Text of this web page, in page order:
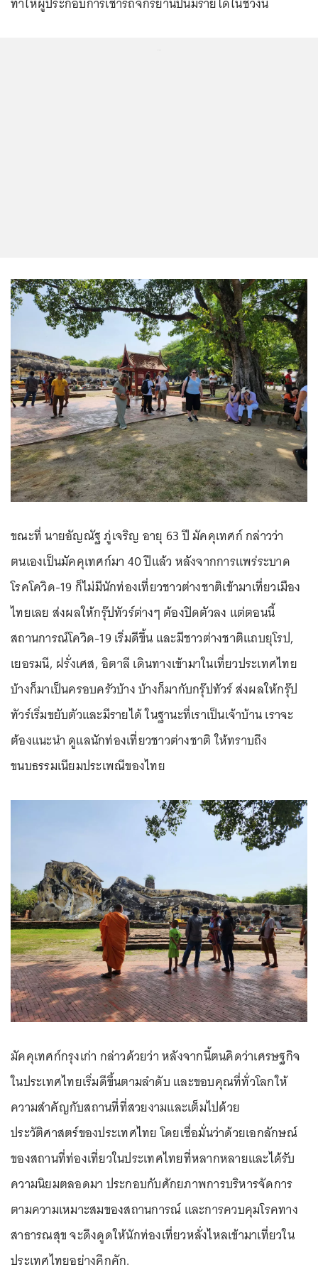
ขณะที่ นายอัญณัฐ ภู่เจริญ อายุ 63 ปี มัคคุเทศก์ กล่าวว่า
ตนเองเป็นมัคคุเทศก์มา 40 ปึแล้ว หลังจากการแพร่ระบาด
โรคโควิด-19 ก็ไม่มีนักท่องเที่ยวชาวต่างชาติเข้ามาเที่ยวเมือง
ไทยเลย ส่งผลให้กรุ๊ปทัวร์ต่างๆ ต้องปิดตัวลง แต่ตอนนี้
สถานการณ์โควิด-19 เริ่มดีขึ้น และมีชาวต่างชาติแถบยุโรป,
เยอรมนี, ฝรั่งเศส, อิตาลี เดินทางเข้ามาในเที่ยวประเทศไทย
บ้างก็มาเป็นครอบครัวบ้าง บ้างก็มากับกรุ๊ปทัวร์ ส่งผลให้กรุ๊ป
ทัวร์เริ่มขยับตัวและมีรายได้ ในฐานะที่เราเป็นเจ้าบ้าน เราจะ
ต้องแนะนำ ดูแลนักท่องเที่ยวชาวต่างชาติ ให้ทราบถึง
ขนบธรรมเนียมประเพณีของไทย
มัคคุเทศก์กรุงเก่า กล่าวด้วยว่า หลังจากนี้ตนคิดว่าเศรษฐกิจ
ในประเทศไทยเริ่มดีขึ้นตามลำดับ และขอบคุณที่ทั่วโลกให้
ความสำคัญกับสถานที่ที่สวยงามและเต็มไปด้วย
ประวัติศาสตร์ของประเทศไทย โดยเชื่อมั่นว่าด้วยเอกลักษณ์
ของสถานที่ท่องเที่ยวในประเทศไทยที่หลากหลายและได้รับ
ความนิยมตลอดมา ประกอบกับศักยภาพการบริหารจัดการ
ตามความเหมาะสมของสถานการณ์ และการควบคุมโรคทาง
สาธารณสุข จะดึงดูดให้นักท่องเที่ยวหลั่งไหลเข้ามาเที่ยวใน
ประเทศไทยอย่างคึกคัก.